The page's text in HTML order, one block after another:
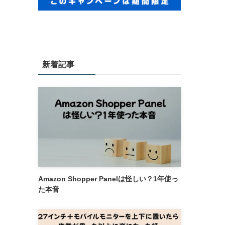
新着記事
Amazon Shopper Panelは怪しい？1年使っ
た本音